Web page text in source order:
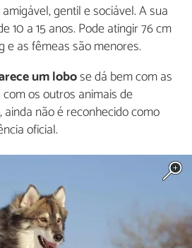
gentil e sociável. A sua
10 a 15 anos. Pode atingir 76 cm
e as fêmeas são menores.
um lobose dá bem com as
os outros animais de
não é reconhecido como
oficial.